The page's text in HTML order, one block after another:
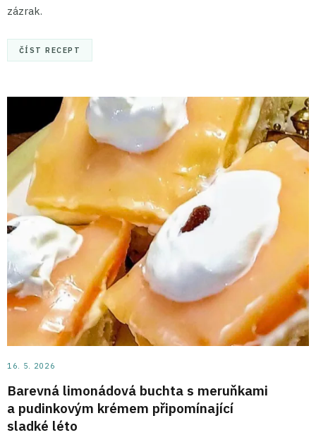
zázrak.
ČÍST RECEPT
16. 5. 2026
Barevná limonádová buchta s meruňkami
a pudinkovým krémem připomínající
sladké léto